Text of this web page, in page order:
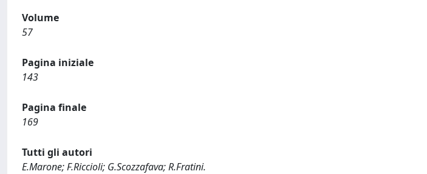
Volume
57
Pagina iniziale
143
Pagina finale
169
Tutti gli autori
E.Marone; F.Riccioli; G.Scozzafava; R.Fratini.